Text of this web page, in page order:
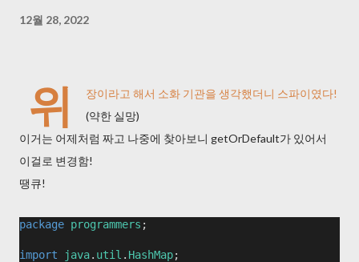
12월 28, 2022
위
장이라고 해서 소화 기관을 생각했더니 스파이였다!
(약한 실망)
이거는 어제처럼 짜고 나중에 찾아보니 getOrDefault가 있어서
이걸로 변경함!
땡큐!
package programmers ;
import java. util . HashMap;